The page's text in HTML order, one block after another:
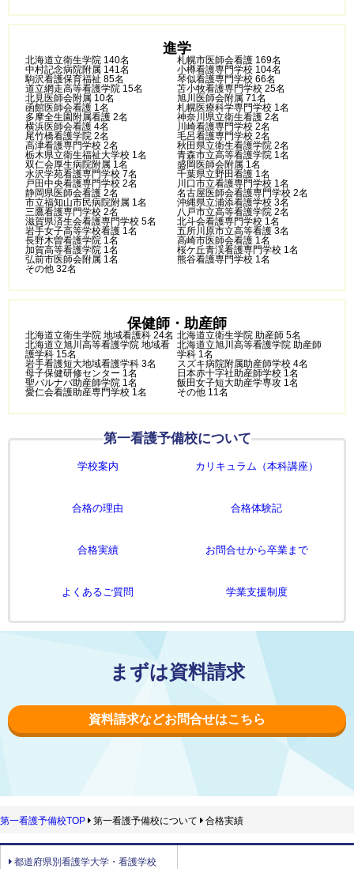
進学
北海道立衛生学院 140名
札幌市医師会看護 169名
中村記念病院附属 141名
小樽看護専門学校 104名
駒沢看護保育福祉 85名
琴似看護専門学校 66名
道立網走高等看護学院 15名
苫小牧看護専門学校 25名
北見医師会附属 10名
旭川医師会附属 71名
函館医師会看護 1名
札幌医療科学専門学校 1名
多摩全生園附属看護 2名
神奈川県立衛生看護 2名
横浜医師会看護 4名
川崎看護専門学校 2名
尾竹橋看護学院 2名
毛呂看護専門学校 2名
高津看護専門学校 2名
秋田県立衛生看護学院 2名
栃木県立衛生福祉大学校 1名
青森市立高等看護学院 1名
双仁会厚生病院附属 1名
盛岡医師会附属 1名
水沢学苑看護専門学校 7名
千葉県立野田看護 1名
戸田中央看護専門学校 2名
川口市立看護専門学校 1名
静岡県医師会看護 2名
名古屋医師会看護専門学校 2名
市立福知山市民病院附属 1名
沖縄県立浦添看護学校 3名
三鷹看護専門学校 2名
八戸市立高等看護学院 2名
滋賀県済生会看護専門学校 5名
北斗会看護専門学校 1名
岩手女子高等学校看護 1名
五所川原市立高等看護 3名
長野木曽看護学院 1名
高崎市医師会看護 1名
加賀高等看護学院 1名
桜ケ丘青渓看護専門学校 1名
弘前市医師会附属 1名
熊谷看護専門学校 1名
その他 32名
保健師・助産師
北海道立衛生学院 地域看護科 24名 北海道立衛生学院 助産師 5名
北海道立旭川高等看護学院 地域看
護学科 15名
北海道立旭川高等看護学院 助産師
学科 1名
岩手看護短大地域看護学科 3名
スズキ病院附属助産師学校 4名
母子保健研修センター 1名
日本赤十字社助産師学校 1名
聖バルナバ助産師学院 1名
飯田女子短大助産学専攻 1名
愛仁会看護助産専門学校 1名
その他 11名
第一看護予備校について
学校案内 カリキュラム（本科講座）
合格の理由 合格体験記
合格実績 お問合せから卒業まで
よくあるご質問 学業支援制度
まずは資料請求
資料請求などお問合せはこちら
第一看護予備校TOP 第一看護予備校について 合格実績
都道府県別看護学大学・看護学校